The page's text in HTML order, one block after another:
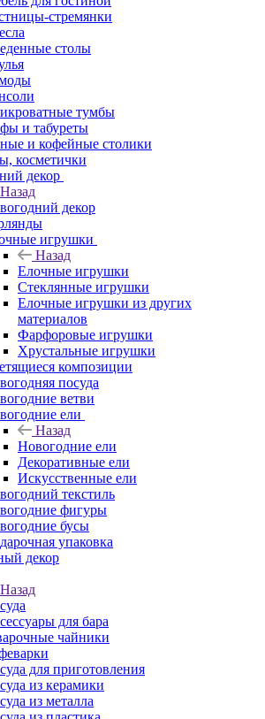
стремянки
столы
тумбы
и табуреты
и кофейные столики
косметички
декор
Назад
декор
игрушки
Назад
Елочные игрушки
Стеклянные игрушки
Елочные игрушки из других
материалов
Фарфоровые игрушки
Хрустальные игрушки
композиции
посуда
ветви
ели
Назад
Новогодние ели
Декоративные ели
Искусственные ели
текстиль
фигуры
бусы
упаковка
декор
Назад
для бара
чайники
для приготовления
из керамики
из металла